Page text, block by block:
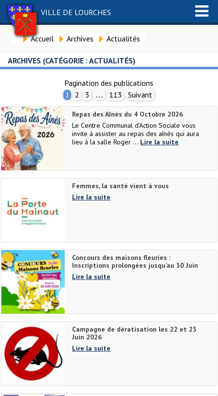
VILLE DE LOURCHES
Accueil Archives Actualités
ARCHIVES (CATÉGORIE : ACTUALITÉS)
Pagination des publications
1 2 3 … 113 Suivant
Repas des Aînés du 4 Octobre 2026
Le Centre Communal d’Action Sociale vous
invite à assister au repas des aînés qui aura
lieu à la salle Roger ... Lire la suite
Femmes, la santé vient à vous
Lire la suite
Concours des maisons fleuries :
Inscriptions prolongées jusqu’au 30 Juin
Lire la suite
Campagne de dératisation les 22 et 23
Juin 2026
Lire la suite